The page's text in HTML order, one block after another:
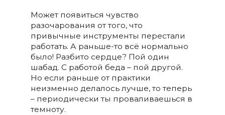
Может появиться чувство
разочарования от того, что
привычные инструменты перестали
работать. А раньше-то всё нормально
было! Разбито сердце? Пой один
шабад. С работой беда – пой другой.
Но если раньше от практики
неизменно делалось лучше, то теперь
– периодически ты проваливаешься в
темноту.